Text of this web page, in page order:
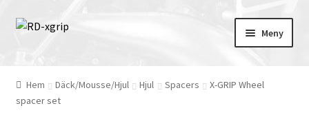
Hoppa
Hoppa
Meny
Svenska
Hem Däck/Mousse/Hjul Hjul Spacers
X-GRIP Wheel
spacer set